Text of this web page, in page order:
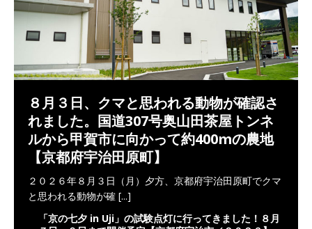
８月３日、クマと思われる動物が確認さ
れました。国道307号奥山田茶屋トンネ
ルから甲賀市に向かって約400mの農地
【京都府宇治田原町】
２０２６年８月３日（月）夕方、京都府宇治田原町でクマ
と思われる動物が確 [...]
「京の七夕 in Uji」の試験点灯に行ってきました！８月